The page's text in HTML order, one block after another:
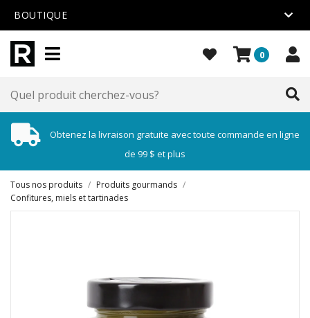
BOUTIQUE
0
Obtenez la livraison gratuite avec toute commande en ligne
de 99 $ et plus
Tous nos produits / Produits gourmands /
Confitures, miels et tartinades